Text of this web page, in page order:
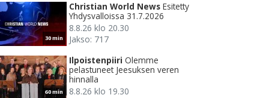
30 min
Christian World News Esitetty
Yhdysvalloissa 31.7.2026
8.8.26 klo 20.30
Jakso: 717
60 min
Ilpoistenpiiri Olemme
pelastuneet Jeesuksen veren
hinnalla
8.8.26 klo 19.30